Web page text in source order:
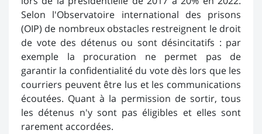
Selon l'Observatoire international des prisons
(OIP) de nombreux obstacles restreignent le droit
de vote des détenus ou sont désincitatifs : par
exemple la procuration ne permet pas de
garantir la confidentialité du vote dès lors que les
courriers peuvent être lus et les communications
écoutées. Quant à la permission de sortir, tous
les détenus n'y sont pas éligibles et elles sont
rarement accordées.